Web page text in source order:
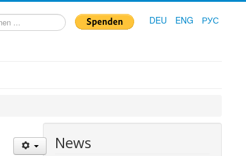
DEU ENG РУС
News